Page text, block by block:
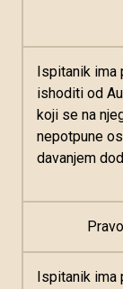
Ispitanik ima
ishoditi od
koji se na
nepotpune
davanjem
Ispitanik ima